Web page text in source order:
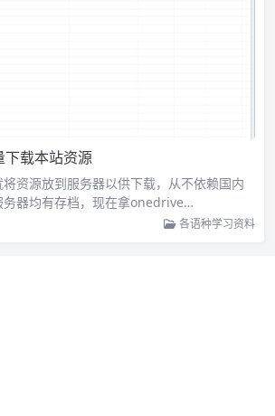
下载本站资源
资源放到服务器以供下载，从不依赖国内
务器均有存档，现在拿onedrive…
各语种学习资料